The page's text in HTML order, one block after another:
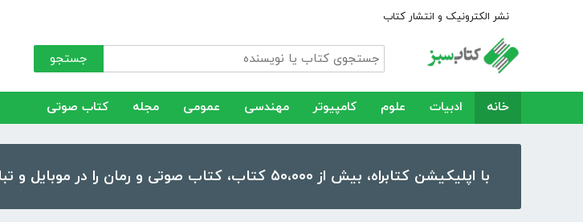
نشر الکترونیک و انتشار کتاب
جستجو
خانه ادبیات علوم کامپیوتر مهندسی عمومی مجله کتاب صوتی
با اپلیکیشن کتابراه، بیش از ۵۰،۰۰۰ کتاب، کتاب صوتی و رمان را در موبایل و تبلت خود داشته باشید!